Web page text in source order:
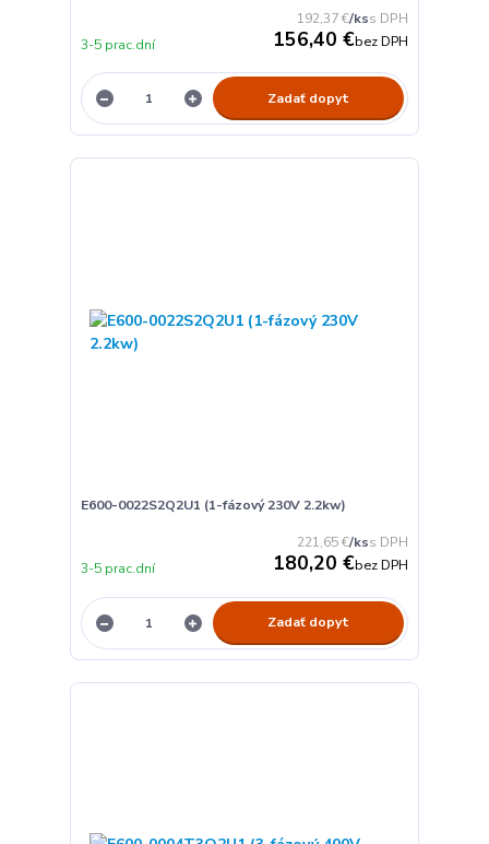
192,37 €/ks
156,40 €bez DPH
3-5 prac.dní
Zadať dopyt
E600-0022S2Q2U1 (1-fázový 230V 2.2kw)
221,65 €/ks
180,20 €bez DPH
3-5 prac.dní
Zadať dopyt